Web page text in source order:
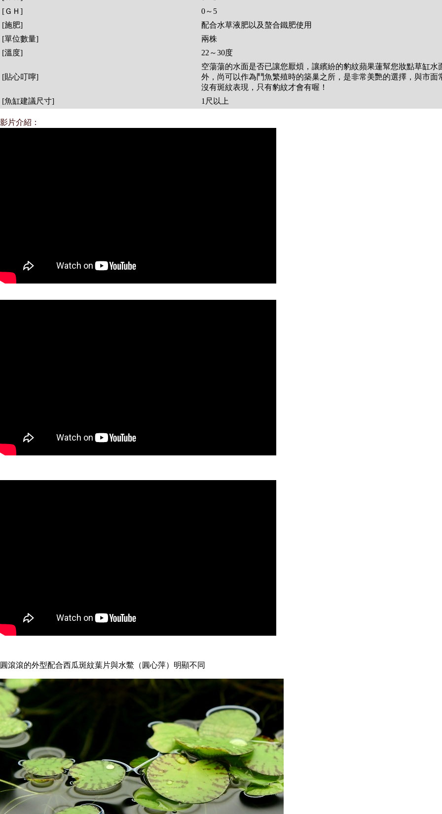
[ＧＨ]
0～5
[施肥]
配合水草液肥以及螯合鐵肥使用
[單位數量]
兩株
[溫度]
22～30度
[貼心叮嚀]
空蕩蕩的水面是否已讓您厭煩，讓繽紛的豹紋蘋果蓮幫您妝點草缸
外，尚可以作為鬥魚繁殖時的築巢之所，是非常美艷的選擇，與市
沒有斑紋表現，只有豹紋才會有喔！
[魚缸建議尺寸]
1尺以上
影片介紹：
圓滾滾的外型配合西瓜斑紋葉片與水鱉（圓心萍）明顯不同